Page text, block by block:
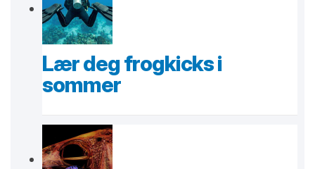
Lær deg frogkicks i
sommer